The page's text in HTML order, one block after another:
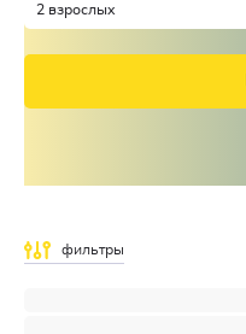
2 взрослых
фильтры